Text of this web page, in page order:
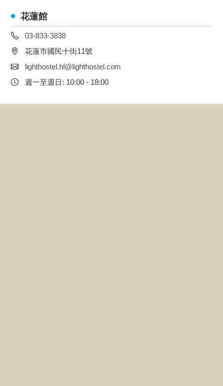
花蓮館
03-833-3838
花蓮市國民十街11號
lighthostel.hl@lighthostel.com
週一至週日: 10:00 - 18:00